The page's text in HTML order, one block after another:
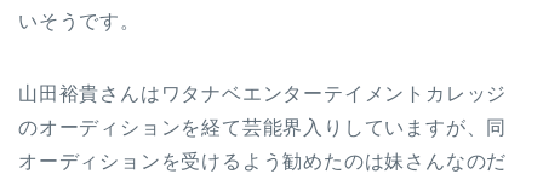
いそうです。
山田裕貴さんはワタナベエンターテイメントカレッジ
のオーディションを経て芸能界入りしていますが、同
オーディションを受けるよう勧めたのは妹さんなのだ